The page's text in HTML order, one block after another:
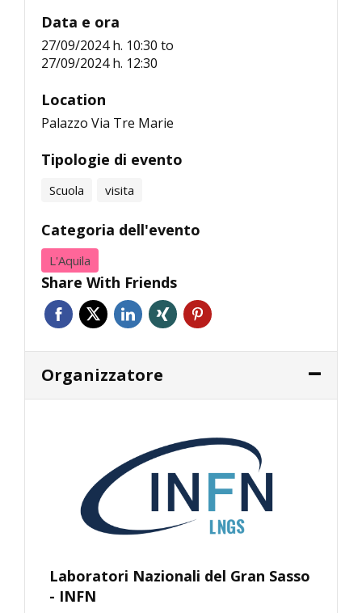
Data e ora
27/09/2024 h. 10:30 to
27/09/2024 h. 12:30
Location
Palazzo Via Tre Marie
Tipologie di evento
Scuola visita
Categoria dell'evento
L'Aquila
Share With Friends
Organizzatore
Laboratori Nazionali del Gran Sasso
- INFN